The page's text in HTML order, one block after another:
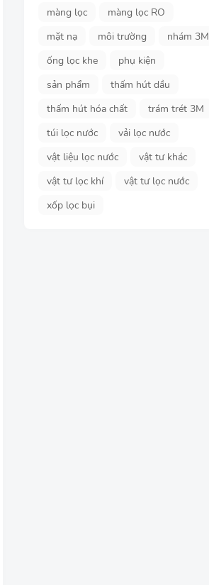
màng lọc
màng lọc RO
mặt nạ
môi trường
nhám 3M
ống lọc khe
phụ kiện
sản phẩm
thấm hút dầu
thấm hút hóa chất
trám trét 3M
túi lọc nước
vải lọc nước
vật liệu lọc nước
vật tư khác
vật tư lọc khí
vật tư lọc nước
xốp lọc bụi